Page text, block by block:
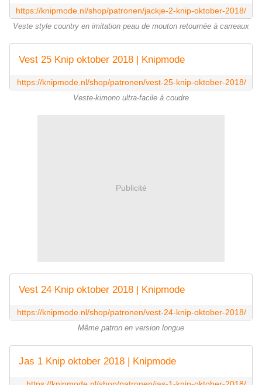
https://knipmode.nl/shop/patronen/jackje-2-knip-oktober-2018/
Veste style country en imitation peau de mouton retournée à carreaux
Vest 25 Knip oktober 2018 | Knipmode
https://knipmode.nl/shop/patronen/vest-25-knip-oktober-2018/
Veste-kimono ultra-facile à coudre
Publicité
Vest 24 Knip oktober 2018 | Knipmode
https://knipmode.nl/shop/patronen/vest-24-knip-oktober-2018/
Même patron en version longue
Jas 1 Knip oktober 2018 | Knipmode